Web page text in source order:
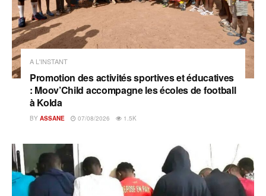
A L'INSTANT
Promotion des activités sportives et éducatives
: Moov’Child accompagne les écoles de football
à Kolda
BY ASSANE 07/08/2026 1.5K